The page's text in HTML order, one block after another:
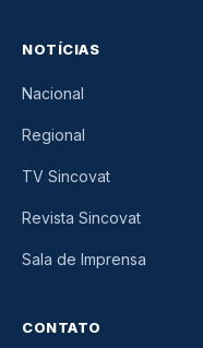
NOTÍCIAS
Nacional
Regional
TV Sincovat
Revista Sincovat
Sala de Imprensa
CONTATO